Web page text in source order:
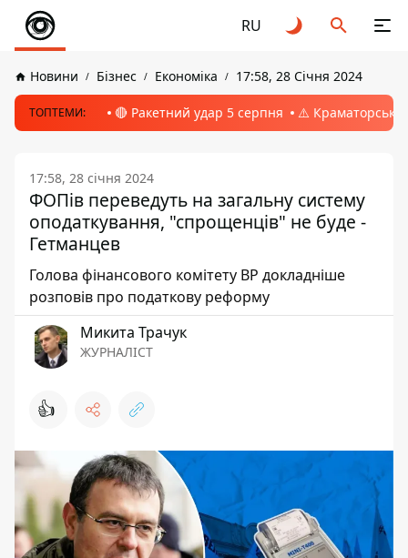
RU
Новини Бізнес Економіка 17:58, 28 Січня 2024
ТОПТЕМИ: 🔴 Ракетний удар 5 серпня ⚠️ Краматорськ,
17:58, 28 січня 2024
ФОПів переведуть на загальну систему
оподаткування, "спрощенців" не буде -
Гетманцев
Голова фінансового комітету ВР докладніше
розповів про податкову реформу
Микита Трачук
ЖУРНАЛІСТ
👍